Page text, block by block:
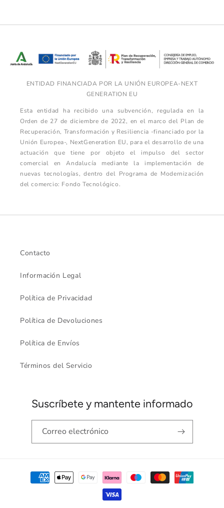
ENTIDAD FINANCIADA POR LA UNIÓN EUROPEA-NEXT
GENERATION EU
Esta entidad ha recibido una subvención, regulada en la
Orden de 27 de diciembre de 2022, en el marco del Plan de
Recuperación, Transformación y Resiliencia -financiado por la
Unión Europea-, NextGeneration EU, para el desarrollo de una
actuación que tiene por objeto el impulso del sector
comercial en Andalucía mediante la implementación de
nuevas tecnologías, dentro del Programa de Modernización
del comercio: Fondo Tecnológico.
Contacto
Información Legal
Política de Privacidad
Política de Devoluciones
Política de Envíos
Términos del Servicio
Suscríbete y mantente informado
Correo electrónico
Formas